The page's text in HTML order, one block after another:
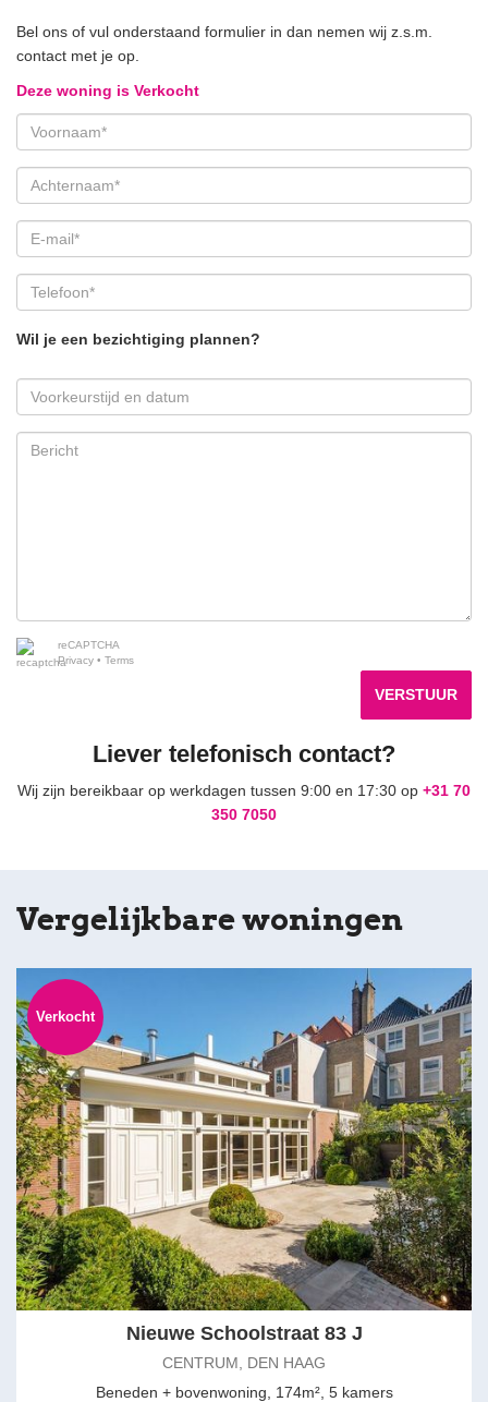
Bel ons of vul onderstaand formulier in dan nemen wij z.s.m.
contact met je op.
Deze woning is Verkocht
Wil je een bezichtiging plannen?
reCAPTCHA
Privacy • Terms
VERSTUUR
Liever telefonisch contact?
Wij zijn bereikbaar op werkdagen tussen 9:00 en 17:30 op +31 70
350 7050
Vergelijkbare woningen
Verkocht
Nieuwe Schoolstraat 83 J
CENTRUM, DEN HAAG
Beneden + bovenwoning, 174m², 5 kamers